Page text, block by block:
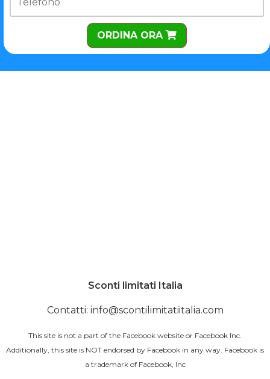
ORDINA ORA
Sconti limitati Italia
Contatti: info@scontilimitatiitalia.com
This site is not a part of the Facebook website or Facebook Inc.
Additionally, this site is NOT endorsed by Facebook in any way. Facebook is
a trademark of Facebook, Inc